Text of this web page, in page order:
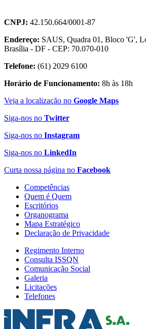
CNPJ: 42.150.664/0001-87
Endereço: SAUS, Quadra 01, Bloco 'G',
Brasília - DF - CEP: 70.070-010
Telefone: (61) 2029 6100
Horário de Funcionamento: 8h às 18h
Veja a localização no Google Maps
Siga-nos no Twitter
Siga-nos no Instagram
Siga-nos no LinkedIn
Curta nossa página no Facebook
Competências
Quem é Quem
Escritórios
Organograma
Mapa Estratégico
Declaração de Privacidade
Regimento Interno
Consulta ISSQN
Comunicação Social
Galeria
Licitações
Telefones